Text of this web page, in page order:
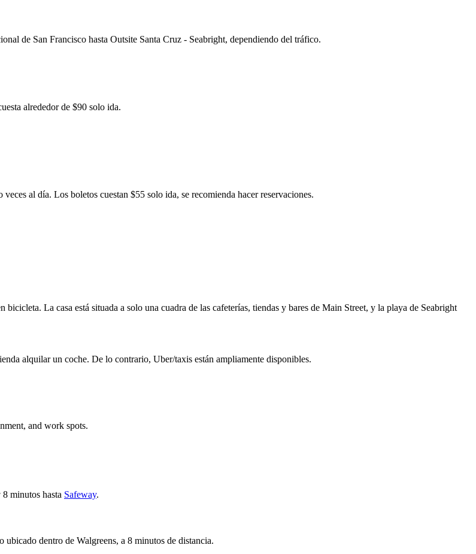
de San Francisco hasta Outsite Santa Cruz - Seabright, dependiendo del tráfico.
alrededor de $90 solo ida.
al día. Los boletos cuestan $55 solo ida, se recomienda hacer reservaciones.
La casa está situada a solo una cuadra de las cafeterías, tiendas y bares de Main Street, y la playa de Seabright
alquilar un coche. De lo contrario, Uber/taxis están ampliamente disponibles.
and work spots.
8 minutos hasta Safeway.
dentro de Walgreens, a 8 minutos de distancia.